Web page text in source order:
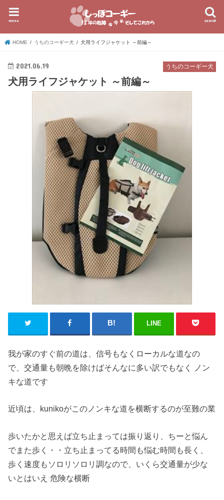
search
menu
HOME うちのコーギー犬 犬用ライフジャケット ～前編～
うちのコーギー犬
2021.06.19
犬用ライフジャケット ～前編～
LINE
我が家のすぐ前の道は、信号もなくローカルな道なの
で、交通量も朝晩を除けばそんなに多い訳でもなく ノン
キな道です
近頃は、kunikoがこのノンキな道を横断するのが至難の業
歩いたかと思えば立ち止まっては振り返り、ちーと悩ん
でまた歩く・・立ち止まってる時間も悩む時間も長く、
歩く速度もソロリソロリ調なので、いくら交通量が少な
いとはいえ 危険な横断